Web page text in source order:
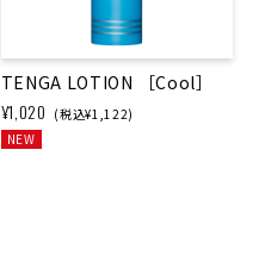
TENGA LOTION ［Cool］
¥1,020 (税込¥1,122)
NEW